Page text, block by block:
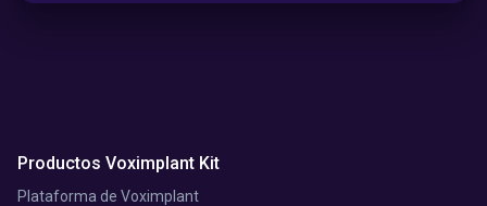
Productos Voximplant Kit
Plataforma de Voximplant